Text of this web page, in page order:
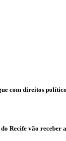
com direitos
Recife vão receber